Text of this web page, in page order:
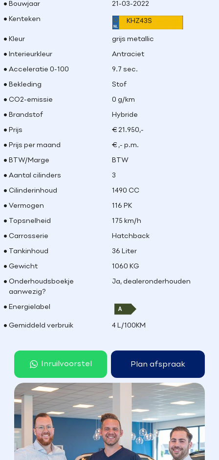
Bouwjaar 21-03-2022
Kenteken KHZ43S
Kleur grijs metallic
Interieurkleur Antraciet
Acceleratie 0-100 9.7 sec.
Bekleding Stof
CO2-emissie 0 g/km
Brandstof Hybride
Prijs € 21.950,-
Prijs per maand € ,- p.m.
BTW/Marge BTW
Aantal cilinders 3
Cilinderinhoud 1490 CC
Vermogen 116 PK
Topsnelheid 175 km/h
Carrosserie Hatchback
Tankinhoud 36 Liter
Gewicht 1060 KG
Onderhoudsboekje
aanwezig?
Ja, dealeronderhouden
Energielabel
Gemiddeld verbruik 4 L/100KM
Inruilvoorstel Plan afspraak